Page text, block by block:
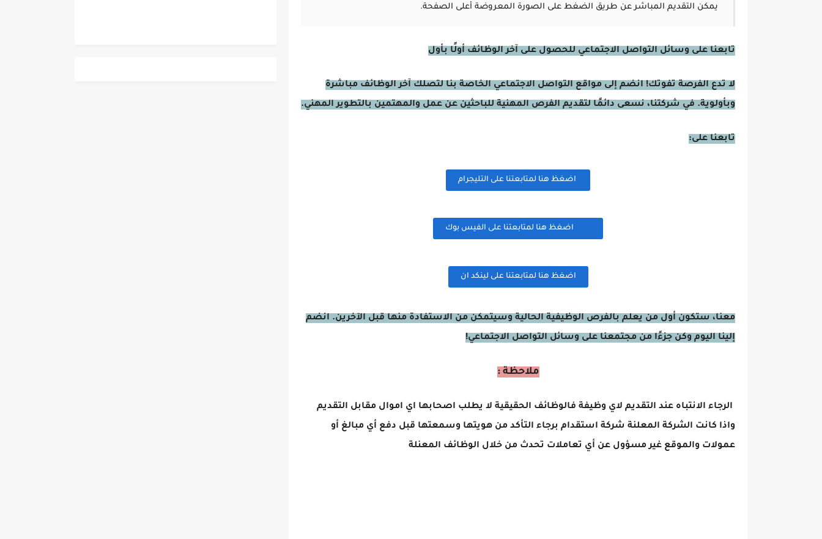
يمكن التقديم المباشر عن طريق الضغط على الصورة المعروضة أعلى الصفحة.
تابعنا على وسائل التواصل الاجتماعي للحصول على آخر الوظائف أولًا بأول
لا تدع الفرصة تفوتك! انضم إلى مواقع التواصل الاجتماعي الخاصة بنا لتصلك آخر الوظائف مباشرة
وبأولوية. في شركتنا، نسعى دائمًا لتقديم الفرص المهنية للباحثين عن عمل والمهتمين بالتطوير المهني.
تابعنا على:
اضغظ هنا لمتابعتنا على التليجرام
اضغظ هنا لمتابعتنا على الفيس بوك
اضغظ هنا لمتابعتنا على لينكد ان
معنا، ستكون أول من يعلم بالفرص الوظيفية الحالية وسيتمكن من الاستفادة منها قبل الآخرين. انضم
إلينا اليوم وكن جزءًا من مجتمعنا على وسائل التواصل الاجتماعي!
ملاحظة :
الرجاء الانتباه عند التقديم لاي وظيفة فالوظائف الحقيقية لا يطلب اصحابها اي اموال مقابل التقديم
واذا كانت الشركة المعلنة شركة استقدام برجاء التأكد من هويتها وسمعتها قبل دفع أي مبالغ أو
عمولات والموقع غير مسؤول عن أي تعاملات تحدث من خلال الوظائف المعنلة